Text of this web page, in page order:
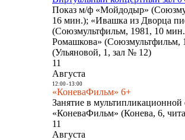
Показ м/ф «Мойдодыр»
16 мин.); «Ивашка из Дворца
(Союзмультфильм, 1981, 10
Ромашкова» (Союзмультфильм,
(Ульяновой, 1, зал № 12)
11
Августа
12:00- 13:00
«КоневаФильм» 6+
Занятие в мультипликационной
«КоневаФильм» (Конева, 6,
11
Августа